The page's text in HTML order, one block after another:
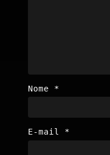
Nome *
E-mail *